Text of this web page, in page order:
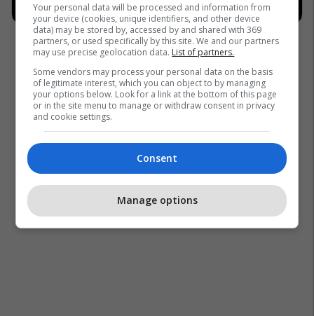
Your personal data will be processed and information from
your device (cookies, unique identifiers, and other device
data) may be stored by, accessed by and shared with 369
partners, or used specifically by this site. We and our partners
may use precise geolocation data. List of partners.
Some vendors may process your personal data on the basis
of legitimate interest, which you can object to by managing
your options below. Look for a link at the bottom of this page
or in the site menu to manage or withdraw consent in privacy
and cookie settings.
Consent
Manage options